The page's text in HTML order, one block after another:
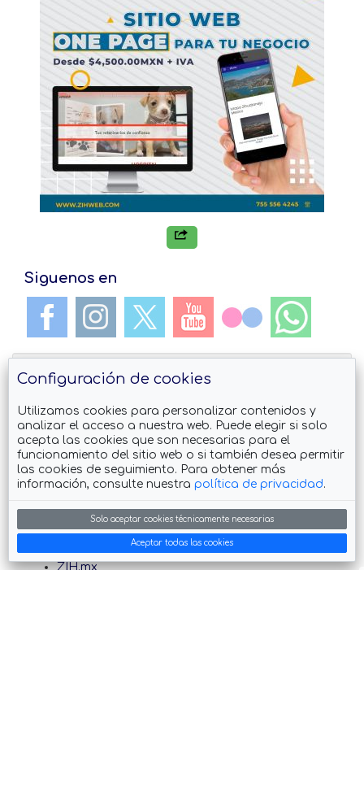
Siguenos en
Descarga el App Guia de #Zihuatanejo
También visita
ZIH.mx
Configuración de cookies
Utilizamos cookies para personalizar contenidos y
analizar el acceso a nuestra web. Puede elegir si solo
acepta las cookies que son necesarias para el
funcionamiento del sitio web o si también desea permitir
las cookies de seguimiento. Para obtener más
información, consulte nuestra política de privacidad.
Solo aceptar cookies técnicamente necesarias
Aceptar todas las cookies